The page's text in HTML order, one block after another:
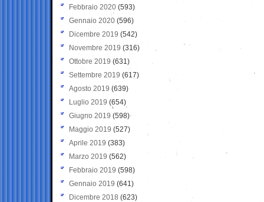
Febbraio 2020 (593)
Gennaio 2020 (596)
Dicembre 2019 (542)
Novembre 2019 (316)
Ottobre 2019 (631)
Settembre 2019 (617)
Agosto 2019 (639)
Luglio 2019 (654)
Giugno 2019 (598)
Maggio 2019 (527)
Aprile 2019 (383)
Marzo 2019 (562)
Febbraio 2019 (598)
Gennaio 2019 (641)
Dicembre 2018 (623)